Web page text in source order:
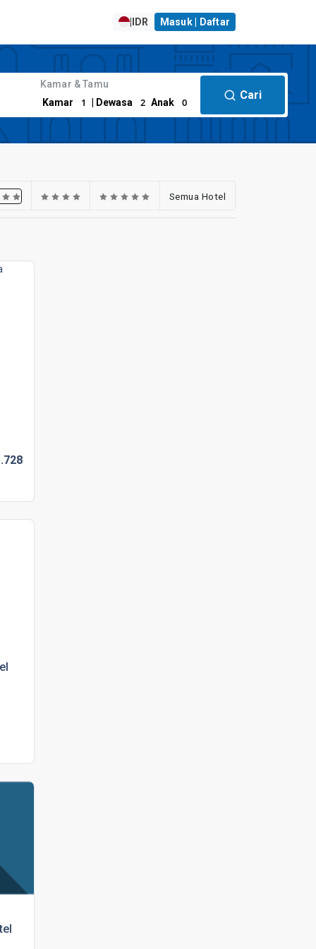
| IDR Masuk | Daftar
Kamar & Tamu
Kamar
1 | Dewasa 2 Anak 0
Cari
Semua Hotel
728